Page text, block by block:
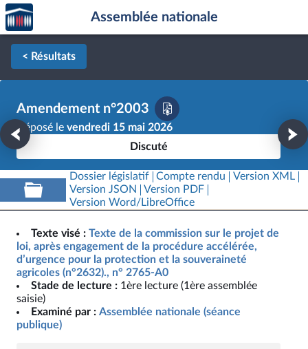
Aller au contenu
Aller en bas de la page
Accèder
à la
page
d'accueil
Assemblée nationale
< Résultats
Amendement n°2003
Déposé le vendredi 15 mai 2026
Discuté
Dossier législatif Compte rendu
Version XML
Version JSON
Version PDF
Version Word/LibreOffice
Texte visé : Texte de la commission sur le projet de
loi, après engagement de la procédure accélérée,
d’urgence pour la protection et la souveraineté
agricoles (n°2632)., n° 2765-A0
Stade de lecture : 1ère lecture (1ère assemblée
saisie)
Examiné par : Assemblée nationale (séance
publique)